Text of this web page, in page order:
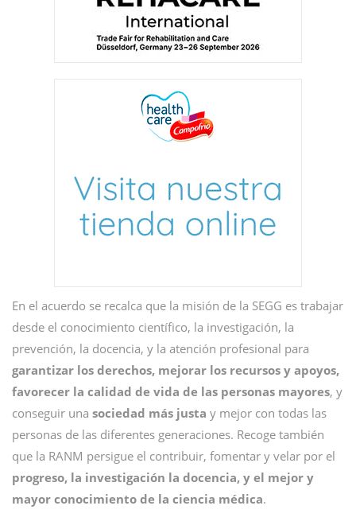
En el acuerdo se recalca que la misión de la SEGG es trabajar
desde el conocimiento científico, la investigación, la
prevención, la docencia, y la atención profesional para
garantizar los derechos, mejorar los recursos y apoyos,
favorecer la calidad de vida de las personas mayores, y
conseguir una sociedad más justa y mejor con todas las
personas de las diferentes generaciones. Recoge también
que la RANM persigue el contribuir, fomentar y velar por el
progreso, la investigación la docencia, y el mejor y
mayor conocimiento de la ciencia médica.